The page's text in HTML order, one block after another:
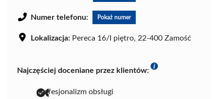
Numer telefonu: Pokaż numer
Lokalizacja: Pereca 16/I piętro, 22-400 Zamość
Najczęściej doceniane przez klientów:
profesjonalizm obsługi